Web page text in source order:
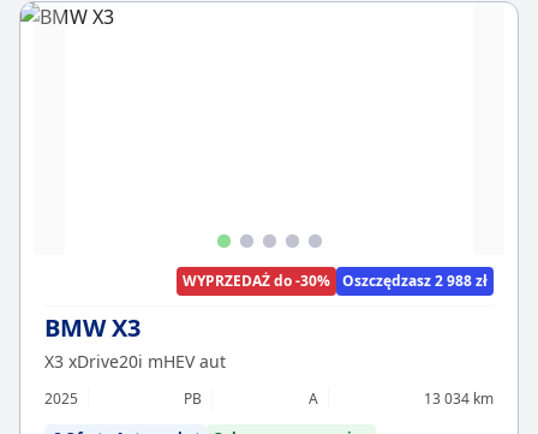
WYPRZEDAŻ do -30% Oszczędzasz 2 988 zł
BMW X3
X3 xDrive20i mHEV aut
2025 PB A
13 034 km